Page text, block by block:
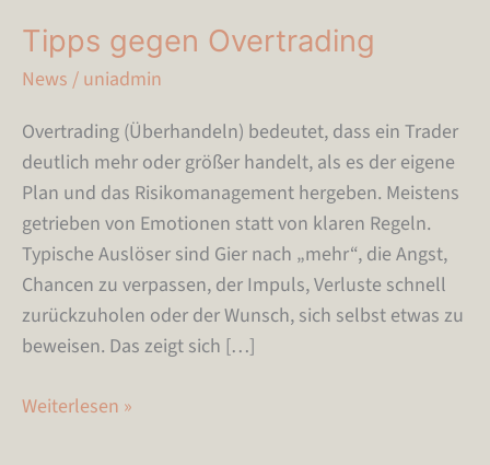
Tipps gegen Overtrading
News / uniadmin
Overtrading (Überhandeln) bedeutet, dass ein Trader
deutlich mehr oder größer handelt, als es der eigene
Plan und das Risikomanagement hergeben. Meistens
getrieben von Emotionen statt von klaren Regeln.
Typische Auslöser sind Gier nach „mehr“, die Angst,
Chancen zu verpassen, der Impuls, Verluste schnell
zurückzuholen oder der Wunsch, sich selbst etwas zu
beweisen. Das zeigt sich […]
Weiterlesen »